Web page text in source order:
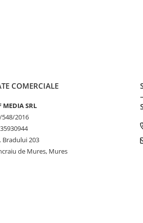
COMERCIALE
MEDIA SRL
548/2016
Bradului 203
de Mures, Mures